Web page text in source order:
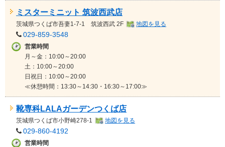
ミスターミニット 筑波西武店
茨城県つくば市吾妻1-7-1 筑波西武 2F 地図を見る
029-859-3548
営業時間
月～金：10:00～20:00
土：10:00～20:00
日祝日：10:00～20:00
≪休憩時間：13:30～14:30・16:30～17:00≫
靴専科LALAガーデンつくば店
茨城県つくば市小野崎278-1 地図を見る
029-860-4192
営業時間